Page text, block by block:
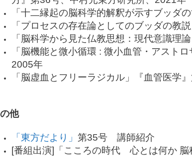
「十二縁起の脳科学的解釈が示すブッダ
「プロセスの存在論としてのブッダの教
「脳科学から見た仏教思想：現代意識理
「脳機能と微小循環 : 微小血管・アスト
2005年
「脳虚血とフリーラジカル」『血管医学
他
「東方だより」 第35号 講師紹介
[番組出演]「こころの時代 心とは何か 脳